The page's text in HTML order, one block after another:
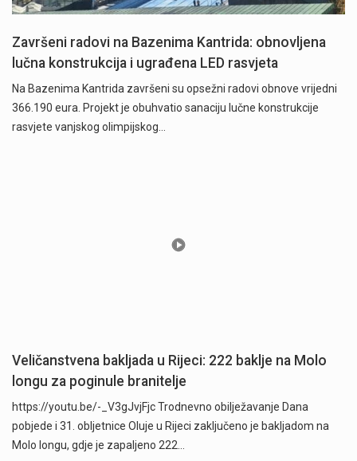
Završeni radovi na Bazenima Kantrida: obnovljena
lučna konstrukcija i ugrađena LED rasvjeta
Na Bazenima Kantrida završeni su opsežni radovi obnove vrijedni
366.190 eura. Projekt je obuhvatio sanaciju lučne konstrukcije
rasvjete vanjskog olimpijskog…
Veličanstvena bakljada u Rijeci: 222 baklje na Molo
longu za poginule branitelje
https://youtu.be/-_V3gJvjFjc Trodnevno obilježavanje Dana
pobjede i 31. obljetnice Oluje u Rijeci zaključeno je bakljadom na
Molo longu, gdje je zapaljeno 222…